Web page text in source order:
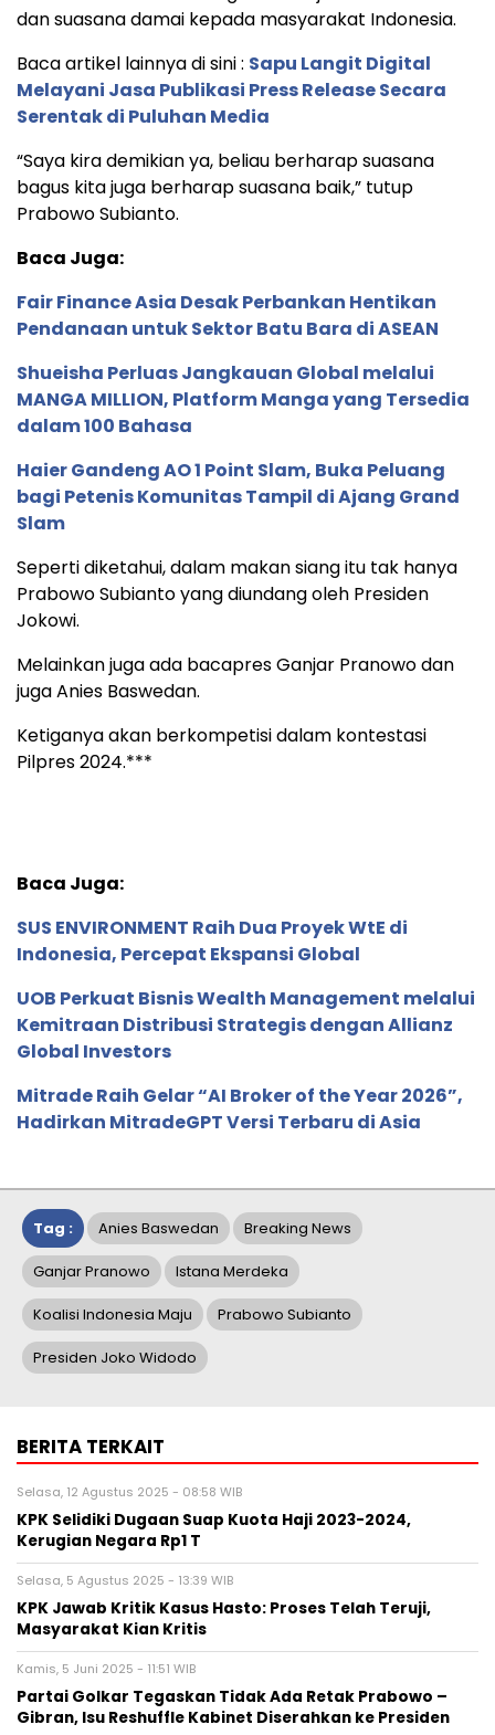
dan suasana damai kepada masyarakat Indonesia.
Baca artikel lainnya di sini : Sapu Langit Digital
Melayani Jasa Publikasi Press Release Secara
Serentak di Puluhan Media
“Saya kira demikian ya, beliau berharap suasana
bagus kita juga berharap suasana baik,” tutup
Prabowo Subianto.
Baca Juga:
Fair Finance Asia Desak Perbankan Hentikan
Pendanaan untuk Sektor Batu Bara di ASEAN
Shueisha Perluas Jangkauan Global melalui
MANGA MILLION, Platform Manga yang Tersedia
dalam 100 Bahasa
Haier Gandeng AO 1 Point Slam, Buka Peluang
bagi Petenis Komunitas Tampil di Ajang Grand
Slam
Seperti diketahui, dalam makan siang itu tak hanya
Prabowo Subianto yang diundang oleh Presiden
Jokowi.
Melainkan juga ada bacapres Ganjar Pranowo dan
juga Anies Baswedan.
Ketiganya akan berkompetisi dalam kontestasi
Pilpres 2024.***
Baca Juga:
SUS ENVIRONMENT Raih Dua Proyek WtE di
Indonesia, Percepat Ekspansi Global
UOB Perkuat Bisnis Wealth Management melalui
Kemitraan Distribusi Strategis dengan Allianz
Global Investors
Mitrade Raih Gelar “AI Broker of the Year 2026”,
Hadirkan MitradeGPT Versi Terbaru di Asia
Tag : Anies Baswedan Breaking News
Ganjar Pranowo Istana Merdeka
Koalisi Indonesia Maju Prabowo Subianto
Presiden Joko Widodo
BERITA TERKAIT
Selasa, 12 Agustus 2025 - 08:58 WIB
KPK Selidiki Dugaan Suap Kuota Haji 2023-2024,
Kerugian Negara Rp1 T
Selasa, 5 Agustus 2025 - 13:39 WIB
KPK Jawab Kritik Kasus Hasto: Proses Telah Teruji,
Masyarakat Kian Kritis
Kamis, 5 Juni 2025 - 11:51 WIB
Partai Golkar Tegaskan Tidak Ada Retak Prabowo –
Gibran, Isu Reshuffle Kabinet Diserahkan ke Presiden